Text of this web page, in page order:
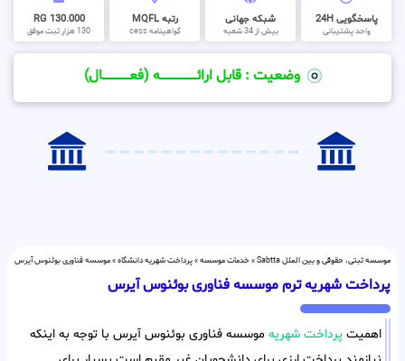
پاسخگویی 24H
واحد پشتیبانی
شبکه جهانی
بیش از 34 شعبه
رتبه MQFL
گواهینامه cess
130.000 RG
130 هزار ثبت موفق
وضعیت : قابل ارائــــــــــــــــــــه (فعـــــــــــــــال)
موسسه ثبتی، حقوقی و بین الملل Sabtta » خدمات موسسه»پرداخت شهریه دانشگاه»موسسه فناوری بوئنوس آیرس
پرداخت شهریه ترم موسسه فناوری بوئنوس آیرس
اهمیت پرداخت شهریه موسسه فناوری بوئنوس آیرس با توجه به اینکه